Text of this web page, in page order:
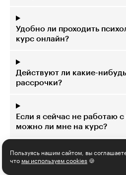
Удобно ли проходить
курс онлайн?
Действуют ли какие-
рассрочки?
Если я сейчас не работаю
можно ли мне на курс?
А если я хожу на
Пользуясь нашим сайтом, вы
что мы используем cookies 🍪